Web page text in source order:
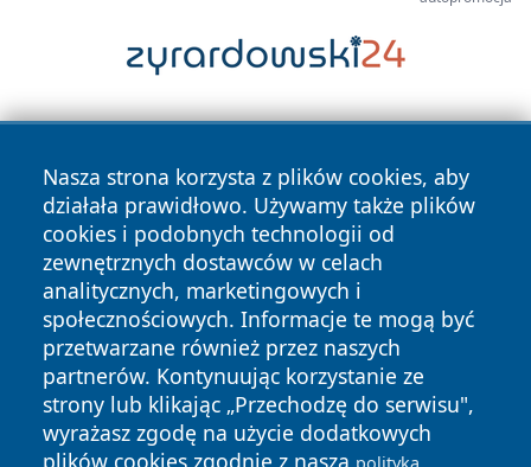
Nasza strona korzysta z plików cookies, aby
działała prawidłowo. Używamy także plików
cookies i podobnych technologii od
zewnętrznych dostawców w celach
analitycznych, marketingowych i
społecznościowych. Informacje te mogą być
przetwarzane również przez naszych
partnerów. Kontynuując korzystanie ze
strony lub klikając „Przechodzę do serwisu",
wyrażasz zgodę na użycie dodatkowych
plików cookies zgodnie z naszą
Copyright © 2026 24piaseczno.pl Wszystkie prawa
zastrzeżone.
News Autorzy
Polityka
Prywatności
Polityka
Cookies